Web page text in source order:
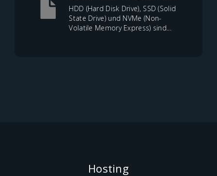
HDD (Hard Disk Drive), SSD (Solid
State Drive) und NVMe (Non-
Volatile Memory Express) sind...
Hosting